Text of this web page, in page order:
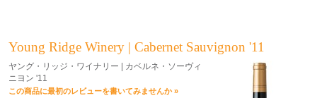
Young Ridge Winery | Cabernet Sauvignon '11
ヤング・リッジ・ワイナリー | カベルネ・ソーヴィ
ニヨン '11
この商品に最初のレビューを書いてみませんか »